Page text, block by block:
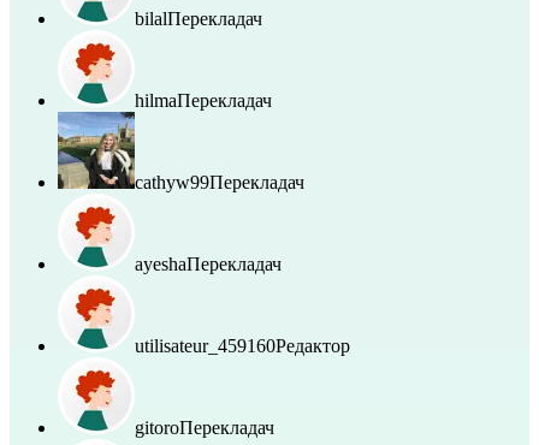
bilalПерекладач
hilmaПерекладач
cathyw99Перекладач
ayeshaПерекладач
utilisateur_459160Редактор
gitoroПерекладач